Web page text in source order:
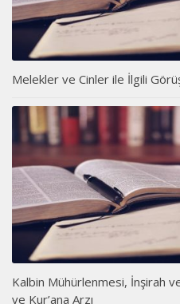
Melekler ve Cinler ile İlgili
Kalbin Mühürlenmesi, İnşirah
ve Kur’ana Arzı